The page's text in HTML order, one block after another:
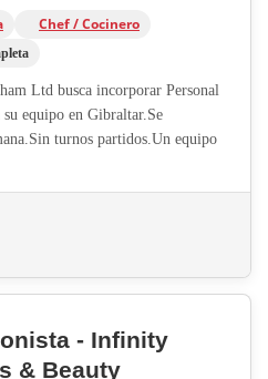
Chef / Cocinero
Ltd busca incorporar Personal
equipo en Gibraltar.Se
turnos partidos.Un equipo
- Infinity
& Beauty